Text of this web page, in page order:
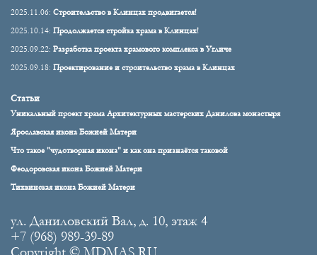
2025.11.06: Строительство в Клинцах продвигается!
2025.10.14: Продолжается стройка храма в Клинцах!
2025.09.22: Разработка проекта храмового комплекса в Угличе
2025.09.18: Проектирование и строительство храма в Клинцах
Статьи
Уникальный проект храма Архитектурных мастерских Данилова монастыря
Ярославская икона Божией Матери
Что такое "чудотворная икона" и как она признаётся таковой
Феодоровская икона Божией Матери
Тихвинская икона Божией Матери
ул. Даниловский Вал, д. 10, этаж 4
+7 (968) 989-39-89